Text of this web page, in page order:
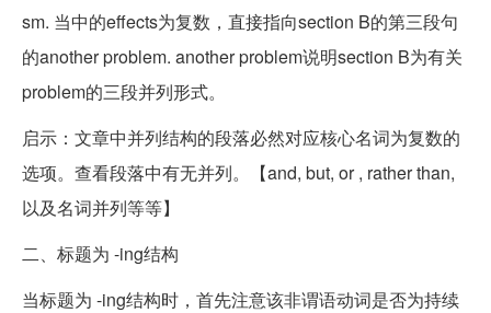
sm. 当中的effects为复数，直接指向section B的第三段句
的another problem. another problem说明section B为有关
problem的三段并列形式。
启示：文章中并列结构的段落必然对应核心名词为复数的
选项。查看段落中有无并列。【and, but, or , rather than,
以及名词并列等等】
二、标题为 -ing结构
当标题为 -ing结构时，首先注意该非谓语动词是否为持续